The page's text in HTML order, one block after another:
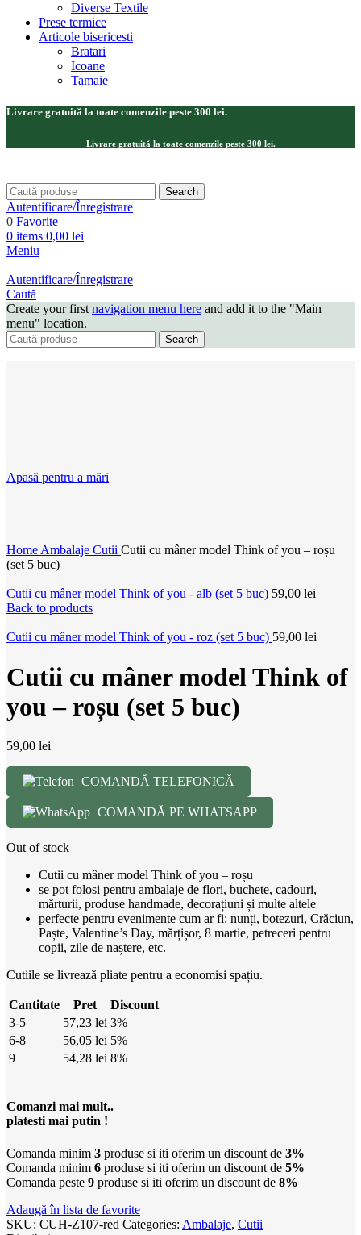
Diverse Textile
Prese termice
Articole bisericesti
Bratari
Icoane
Tamaie
Livrare gratuită la toate comenzile peste 300 lei.
Livrare gratuită la toate comenzile peste 300 lei.
Search
Autentificare/Înregistrare
0 Favorite
0 items 0,00 lei
Meniu
Autentificare/Înregistrare
Caută
Create your first navigation menu here and add it to the "Main
menu" location.
Search
Apasă pentru a mări
Home Ambalaje Cutii Cutii cu mâner model Think of you – roșu
(set 5 buc)
Cutii cu mâner model Think of you - alb (set 5 buc) 59,00 lei
Back to products
Cutii cu mâner model Think of you - roz (set 5 buc) 59,00 lei
Cutii cu mâner model Think of
you – roșu (set 5 buc)
59,00 lei
COMANDĂ TELEFONICĂ
COMANDĂ PE WHATSAPP
Out of stock
Cutii cu mâner model Think of you – roșu
se pot folosi pentru ambalaje de flori, buchete, cadouri,
mărturii, produse handmade, decorațiuni și multe altele
perfecte pentru evenimente cum ar fi: nunți, botezuri, Crăciun,
Paște, Valentine’s Day, mărțișor, 8 martie, petreceri pentru
copii, zile de naștere, etc.
Cutiile se livrează pliate pentru a economisi spațiu.
Cantitate Pret
Discount
3-5
57,23 lei 3%
6-8
56,05 lei 5%
9+
54,28 lei 8%
Comanzi mai mult..
platesti mai putin !
Comanda minim 3 produse si iti oferim un discount de 3%
Comanda minim 6 produse si iti oferim un discount de 5%
Comanda peste 9 produse si iti oferim un discount de 8%
Adaugă în lista de favorite
SKU: CUH-Z107-red Categories: Ambalaje, Cutii